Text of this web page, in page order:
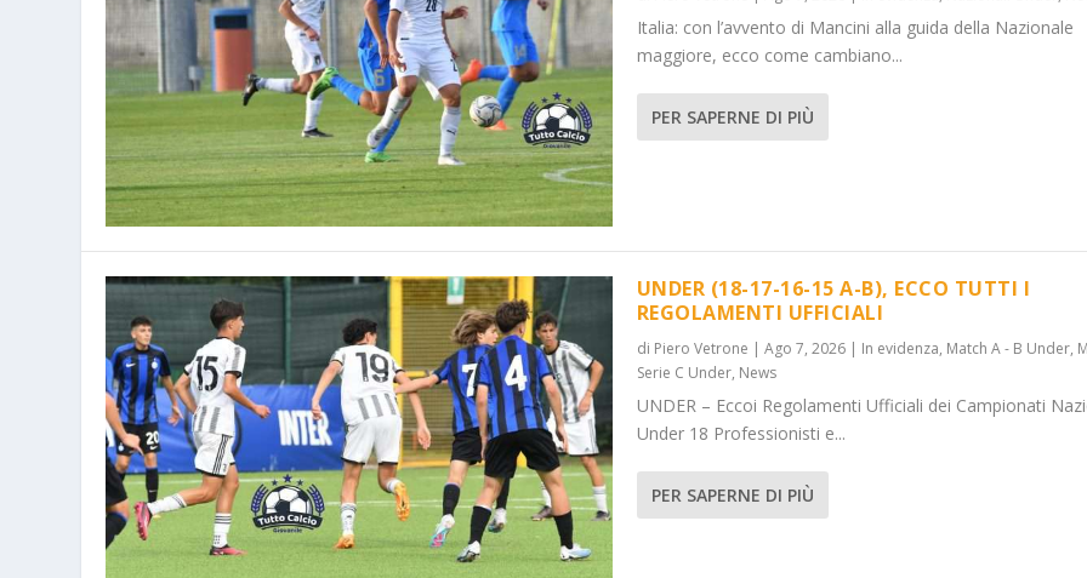
Italia: con l’avvento di Mancini alla guida della Nazionale
maggiore, ecco come cambiano...
PER SAPERNE DI PIÙ
UNDER (18-17-16-15 A-B), ECCO TUTTI I
REGOLAMENTI UFFICIALI
di Piero Vetrone | Ago 7, 2026| In evidenza, Match A - B Under,
Serie C Under, News
UNDER – Eccoi Regolamenti Ufficiali dei Campionati
Under 18 Professionisti e...
PER SAPERNE DI PIÙ